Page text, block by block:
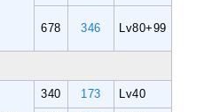
678 346 Lv80+99
340 173 Lv40